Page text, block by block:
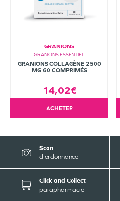
GRANIONS
GRANIONS ESSENTIEL
GRANIONS COLLAGÈNE 2500
MG 60 COMPRIMÉS
14,02€
ACHETER
Scan
d'ordonnance
Click and Collect
parapharmacie